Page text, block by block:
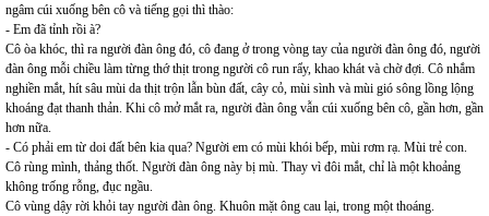
ngâm cúi xuống bên cô và tiếng gọi thì thào:
- Em đã tỉnh rồi à?
Cô òa khóc, thì ra người đàn ông đó, cô đang ở trong vòng tay của người đàn ông đó, người
đàn ông mỗi chiều làm từng thớ thịt trong người cô run rẩy, khao khát và chờ đợi. Cô nhắm
nghiền mắt, hít sâu mùi da thịt trộn lẫn bùn đất, cây cỏ, mùi sình và mùi gió sông lồng lộng
khoáng đạt thanh thản. Khi cô mở mắt ra, người đàn ông vẫn cúi xuống bên cô, gần hơn, gần
hơn nữa.
- Có phải em từ doi đất bên kia qua? Người em có mùi khói bếp, mùi rơm rạ. Mùi trẻ con.
Cô rùng mình, thảng thốt. Người đàn ông này bị mù. Thay vì đôi mắt, chỉ là một khoảng
không trống rỗng, đục ngầu.
Cô vùng dậy rời khỏi tay người đàn ông. Khuôn mặt ông cau lại, trong một thoáng.